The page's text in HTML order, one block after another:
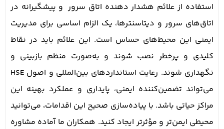
استفاده از علائم هشدار دهنده اتاق سرور و پیشگیرانه در
اتاق‌های سرور و دیتاسنترها، یک الزام اساسی برای مدیریت
ایمنی این محیط‌های حساس است. این علائم باید در نقاط
کلیدی و پرخطر نصب شوند و به‌صورت منظم بازبینی و
نگهداری شوند. رعایت استانداردهای بین‌المللی و اصول HSE
می‌تواند تضمین‌کننده ایمنی، پایداری و عملکرد بهینه این
مراکز حیاتی باشد. با پیاده‌سازی صحیح این اقدامات، می‌توانید
محیطی ایمن‌تر و مؤثرتر ایجاد کنید. همکاران ما آماده مشاوره